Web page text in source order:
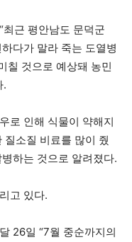
근 평안남도 문덕군
다가 말라 죽는 도열병
칠 것으로 예상돼 농민
.
로 인해 식물이 약해지
소질 비료를 많이 줬
하는 것으로 알려졌다.
고 있다.
26일 “7월 중순까지의